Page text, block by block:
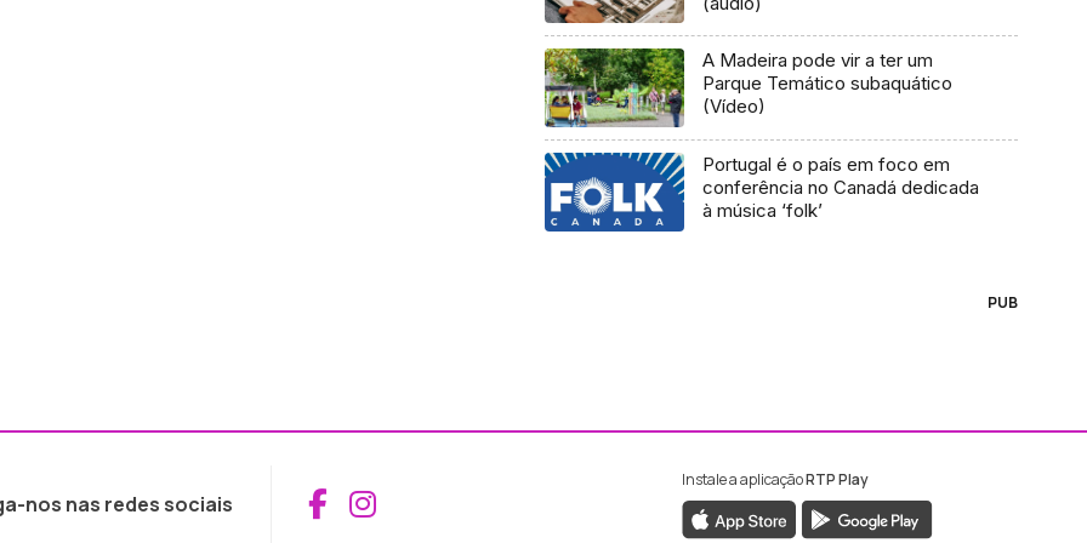
A Madeira pode vir a ter um
Parque Temático subaquático
(Vídeo)
Portugal é o país em foco em
conferência no Canadá dedicada
à música ‘folk’
PUB
nos nas redes sociais Aceder ao Facebook da RTP Madeira
Aceder ao Instagram da RTP Madeira
Instale a aplicaçãoRTP Play